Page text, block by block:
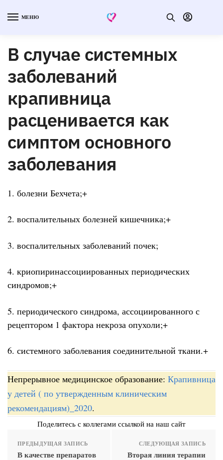
МЕНЮ
В случае системных
заболеваний
крапивница
расценивается как
симптом основного
заболевания
1. болезни Бехчета;+
2. воспалительных болезней кишечника;+
3. воспалительных заболеваний почек;
4. криопиринассоциированных периодических
синдромов;+
5. периодического синдрома, ассоциированного с
рецептором 1 фактора некроза опухоли;+
6. системного заболевания соединительной ткани.+
Непрерывное медицинское образование: Крапивница
у детей ( по утвержденным клиническим
рекомендациям)_2020.
Поделитесь с коллегами ссылкой на наш сайт
ПРЕДЫДУЩАЯ ЗАПИСЬ
В качестве препаратов
СЛЕДУЮЩАЯ ЗАПИСЬ
Вторая линия терапии